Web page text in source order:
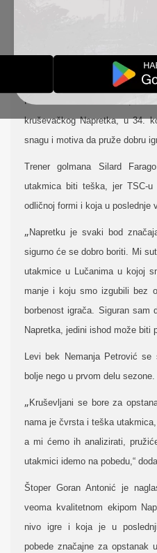
29-04-2021
Fudbaleri TSC u četvrtak, 29.
kruševačkog Napretka, u 34.
snagu i motiva da pruže dobru
Trener golmana Silard
utakmica biti teška, jer TSC-
odličnoj formi i koja u poslednje
„ Napretku je svaki bod
sigurno će se dobro boriti. Mi
utakmice u Lučanima u kojoj
manje i koju smo izgubili bez
borbenost igrača. Siguran sam
Napretka, jedini ishod može biti
Levi bek Nemanja Petrović se
bolje nego u prvom delu sezone.
„ Kruševljani se bore za
nama je čvrsta i teška
a mi ćemo ih analizirati,
utakmici idemo na pobedu,“
Štoper Goran Antonić je
veoma kvalitetnom ekipom
nivo igre i koja je u
pobede značajne za opstanak